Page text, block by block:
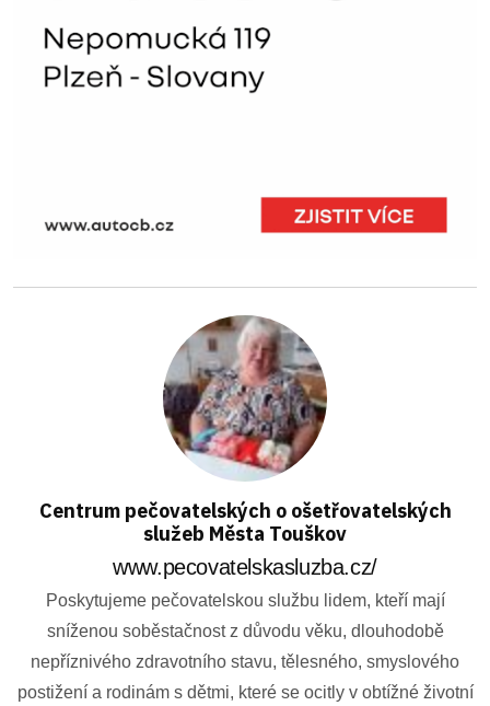
Centrum pečovatelských o ošetřovatelských
služeb Města Touškov
www.pecovatelskasluzba.cz/
Poskytujeme pečovatelskou službu lidem, kteří mají
sníženou soběstačnost z důvodu věku, dlouhodobě
nepříznivého zdravotního stavu, tělesného, smyslového
postižení a rodinám s dětmi, které se ocitly v obtížné životní